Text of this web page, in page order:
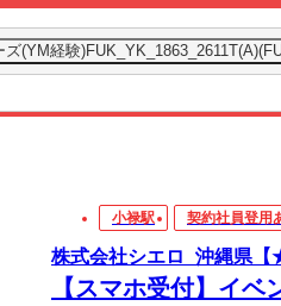
(YM経験
小禄駅 契約社員登用
株式会社シエロ_沖縄県
【スマホ受付】イ